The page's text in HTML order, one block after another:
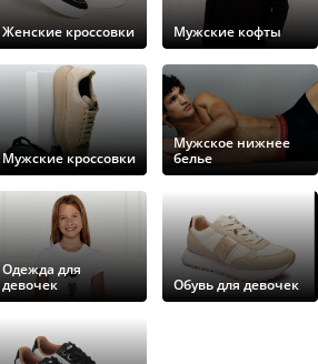
Женские кроссовки Мужские кофты
Мужские кроссовки
Мужское нижнее
белье
Одежда для
девочек
Обувь для девочек